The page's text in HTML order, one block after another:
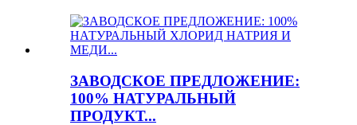
ЗАВОДСКОЕ ПРЕДЛОЖЕНИЕ:
100% НАТУРАЛЬНЫЙ
ПРОДУКТ...